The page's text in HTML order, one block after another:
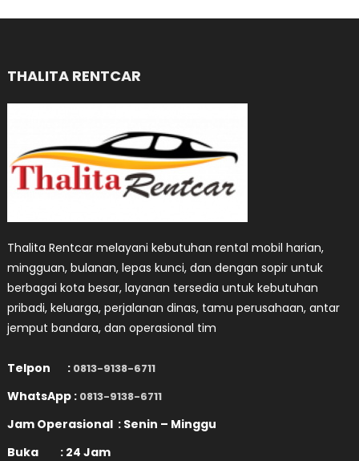
THALITA RENTCAR
Thalita Rentcar melayani kebutuhan rental mobil harian,
mingguan, bulanan, lepas kunci, dan dengan sopir untuk
berbagai kota besar, layanan tersedia untuk kebutuhan
pribadi, keluarga, perjalanan dinas, tamu perusahaan, antar
jemput bandara, dan operasional tim
Telpon : 0813-9138-6711
WhatsApp : 0813-9138-6711
Jam Operasional : Senin – Minggu
Buka : 24 Jam